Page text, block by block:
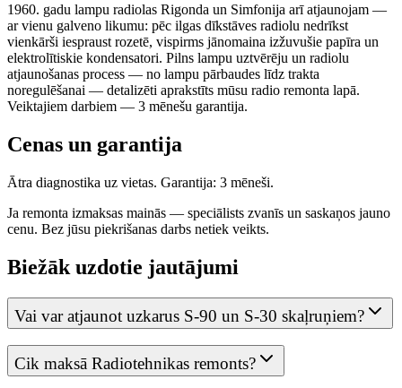
1960. gadu lampu radiolas Rigonda un Simfonija arī atjaunojam —
ar vienu galveno likumu: pēc ilgas dīkstāves radiolu nedrīkst
vienkārši iespraust rozetē, vispirms jānomaina izžuvušie papīra un
elektrolītiskie kondensatori. Pilns lampu uztvērēju un radiolu
atjaunošanas process — no lampu pārbaudes līdz trakta
noregulēšanai — detalizēti aprakstīts mūsu radio remonta lapā.
Veiktajiem darbiem — 3 mēnešu garantija.
Cenas un garantija
Ātra diagnostika uz vietas. Garantija: 3 mēneši.
Ja remonta izmaksas mainās — speciālists zvanīs un saskaņos jauno
cenu. Bez jūsu piekrišanas darbs netiek veikts.
Biežāk uzdotie jautājumi
Vai var atjaunot uzkarus S-90 un S-30 skaļruņiem?
Cik maksā Radiotehnikas remonts?